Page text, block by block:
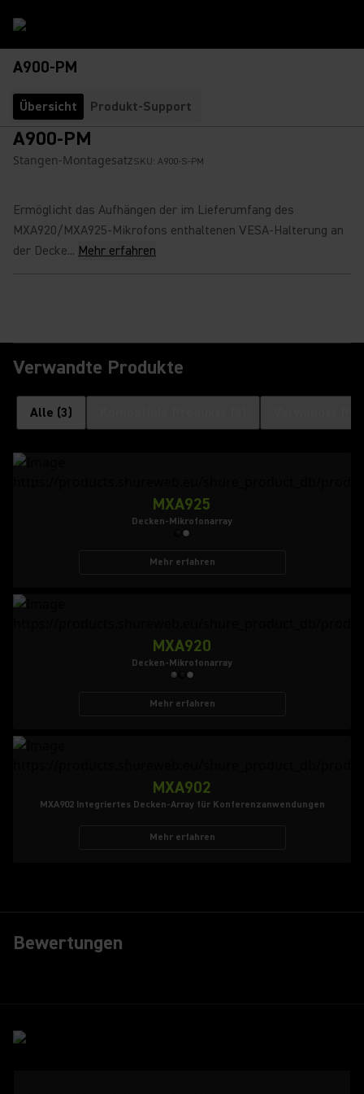
A900-PM
Übersicht Produkt-Support
A900-PM
Stangen-MontagesatzSKU: A900-S-PM
Ermöglicht das Aufhängen der im Lieferumfang des
MXA920/MXA925-Mikrofons enthaltenen VESA-Halterung an
der Decke... Mehr erfahren
Verwandte Produkte
Alle (3)
MXA925
Decken-Mikrofonarray
Mehr erfahren
MXA920
Decken-Mikrofonarray
Mehr erfahren
MXA902
MXA902 Integriertes Decken-Array für Konferenzanwendungen
Mehr erfahren
Bewertungen